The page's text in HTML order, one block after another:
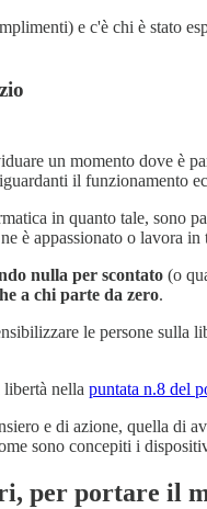
e c'è chi è stato
un momento dove è
il funzionamento
in quanto tale, sono
è appassionato o lavora in
nulla per scontato (o
a chi parte da zero.
le persone sulla
nella puntata n.8 del
e di azione, quella di
sono concepiti i
per portare il